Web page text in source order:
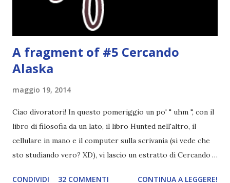
A fragment of #5 Cercando
Alaska
maggio 19, 2014
Ciao divoratori! In questo pomeriggio un po' " uhm ", con il
libro di filosofia da un lato, il libro Hunted nell'altro, il
cellulare in mano e il computer sulla scrivania (si vede che
sto studiando vero? XD), vi lascio un estratto di Cercando
CONDIVIDI 32 COMMENTI CONTINUA A LEGGERE!